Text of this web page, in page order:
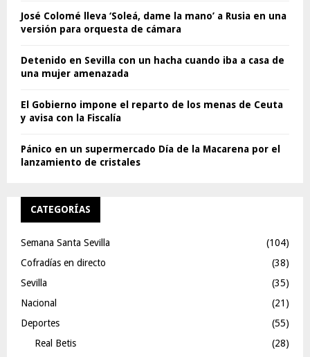
José Colomé lleva ‘Soleá, dame la mano’ a Rusia en una
versión para orquesta de cámara
Detenido en Sevilla con un hacha cuando iba a casa de
una mujer amenazada
El Gobierno impone el reparto de los menas de Ceuta
y avisa con la Fiscalía
Pánico en un supermercado Día de la Macarena por el
lanzamiento de cristales
CATEGORÍAS
Semana Santa Sevilla
(104)
Cofradías en directo
(38)
Sevilla
(35)
Nacional
(21)
Deportes
(55)
Real Betis
(28)